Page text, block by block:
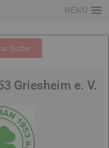
Suche
Griesheim e. V.
MENÜ